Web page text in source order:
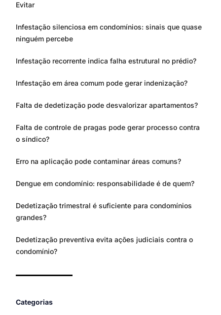
Evitar
Infestação silenciosa em condomínios: sinais que quase
ninguém percebe
Infestação recorrente indica falha estrutural no prédio?
Infestação em área comum pode gerar indenização?
Falta de dedetização pode desvalorizar apartamentos?
Falta de controle de pragas pode gerar processo contra
o síndico?
Erro na aplicação pode contaminar áreas comuns?
Dengue em condomínio: responsabilidade é de quem?
Dedetização trimestral é suficiente para condomínios
grandes?
Dedetização preventiva evita ações judiciais contra o
condomínio?
Categorias